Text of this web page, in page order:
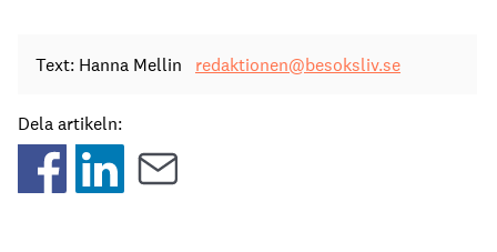
Text: Hanna Mellin redaktionen@besoksliv.se
Dela artikeln: